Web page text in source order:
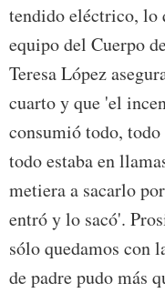
tendido eléctrico, lo
equipo del Cuerpo
Teresa López
cuarto y que 'el
consumió todo,
todo estaba en
metiera a sacarlo
entró y lo sacó'.
sólo quedamos con
de padre pudo más